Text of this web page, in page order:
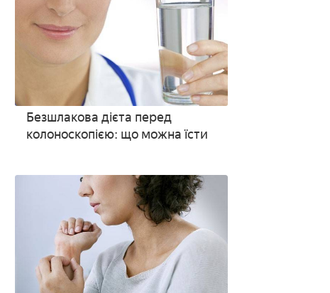
Безшлакова дієта перед
колоноскопією: що можна їсти